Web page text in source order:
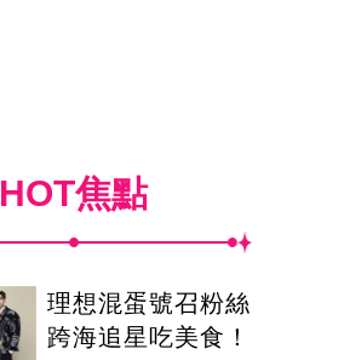
HOT焦點
理想混蛋號召粉絲
跨海追星吃美食！